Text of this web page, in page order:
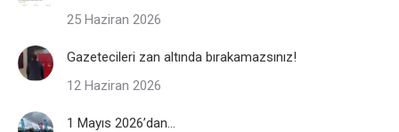
25 Haziran 2026
Gazetecileri zan altında bırakamazsınız!
12 Haziran 2026
1 Mayıs 2026’dan…